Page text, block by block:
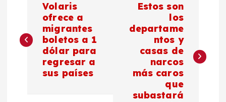
v
Volaris
ofrece a
migrantes
boletos a 1
dólar para
regresar a
sus países
Estos son
los
departame
ntos y
casas de
narcos
más caros
que
subastará